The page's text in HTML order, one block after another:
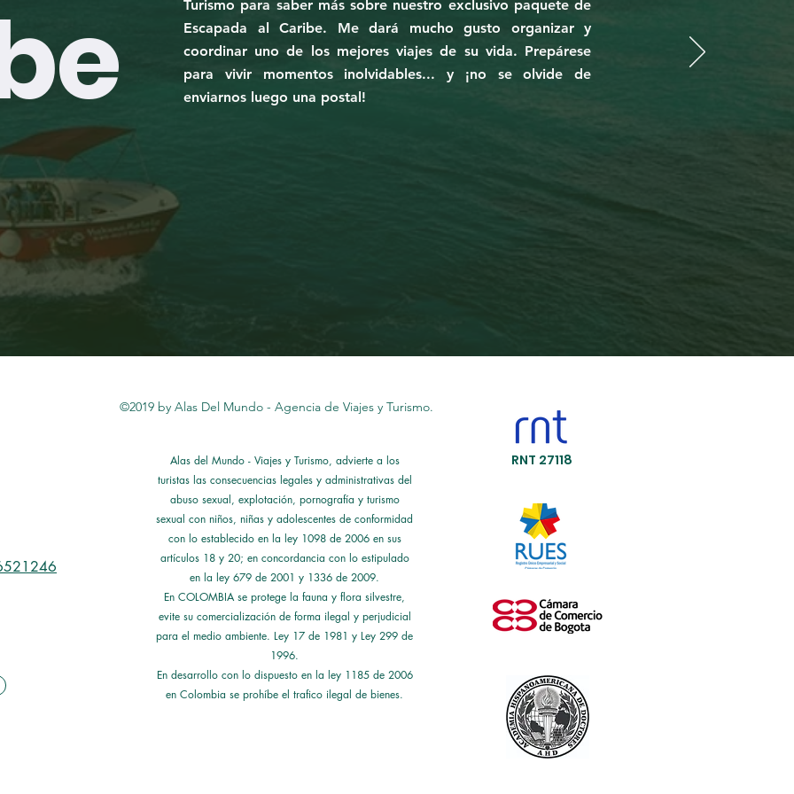
Turismo para saber más sobre nuestro exclusivo paquete de
Escapada al Caribe. Me dará mucho gusto organizar y
coordinar uno de los mejores viajes de su vida. Prepárese
para vivir momentos inolvidables... y ¡no se olvide de
enviarnos luego una postal!
Alas del Mundo - Viajes y Turismo, advierte a los
turistas las consecuencias legales y administrativas del
abuso sexual, explotación, pornografía y turismo
sexual con niños, niñas y adolescentes de conformidad
con lo establecido en la ley 1098 de 2006 en sus
artículos 18 y 20; en concordancia con lo estipulado
en la ley 679 de 2001 y 1336 de 2009.
En COLOMBIA se protege la fauna y flora silvestre,
evite su comercialización de forma ilegal y perjudicial
para el medio ambiente. Ley 17 de 1981 y Ley 299 de
1996.
En desarrollo con lo dispuesto en la ley 1185 de 2006
en Colombia se prohíbe el trafico ilegal de bienes.
©2019 by Alas Del Mundo - Agencia de Viajes y Turismo.
RNT 27118